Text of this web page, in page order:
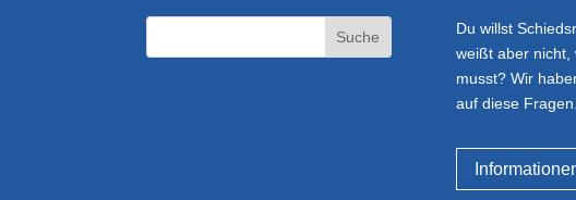
Du willst
weißt aber nicht,
musst? Wir
auf diese Fragen.